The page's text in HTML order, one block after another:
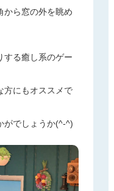
から窓の外を眺め
する癒し系のゲー
方にもオススメで
がでしょうか(^-^)